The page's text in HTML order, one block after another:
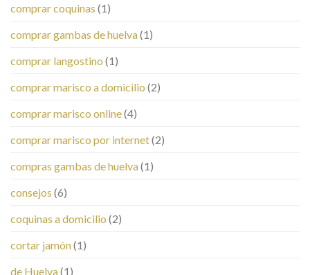
comprar coquinas (1)
comprar gambas de huelva(1)
comprar langostino (1)
comprar marisco a domicilio (2)
comprar marisco online(4)
comprar marisco por internet(2)
compras gambas de huelva(1)
consejos (6)
coquinas a domicilio (2)
cortar jamón(1)
de Huelva(1)